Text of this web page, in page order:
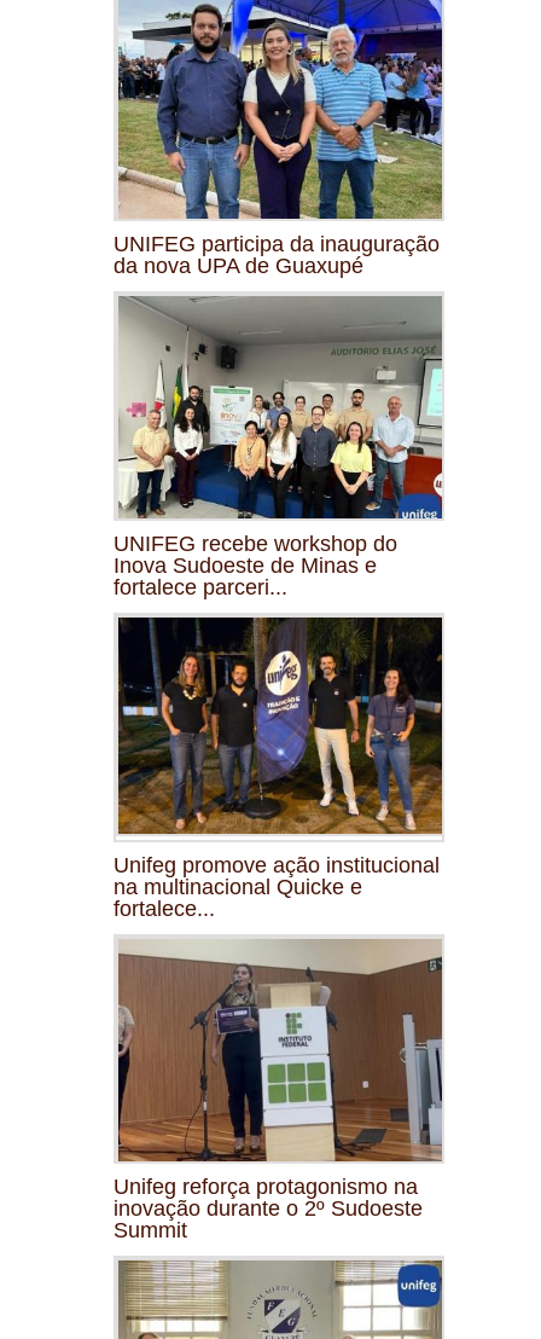
UNIFEG participa da inauguração
da nova UPA de Guaxupé
UNIFEG recebe workshop do
Inova Sudoeste de Minas e
fortalece parceri...
Unifeg promove ação institucional
na multinacional Quicke e
fortalece...
Unifeg reforça protagonismo na
inovação durante o 2º Sudoeste
Summit